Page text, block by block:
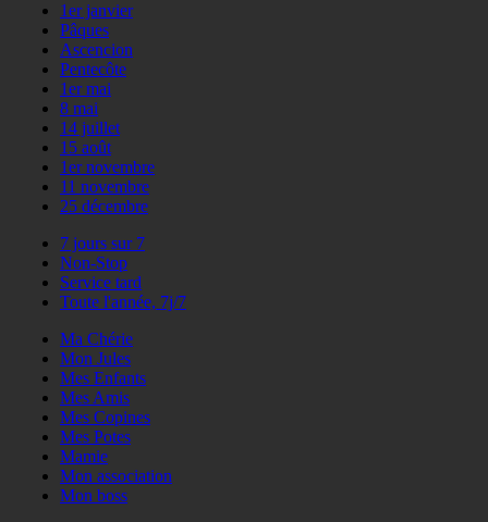
1er janvier
Pâques
Ascencion
Pentecôte
1er mai
8 mai
14 juillet
15 août
1er novembre
11 novembre
25 décembre
7 jours sur 7
Non-Stop
Service tard
Toute l'année, 7j/7
Ma Chérie
Mon Jules
Mes Enfants
Mes Amis
Mes Copines
Mes Potes
Mamie
Mon association
Mon boss